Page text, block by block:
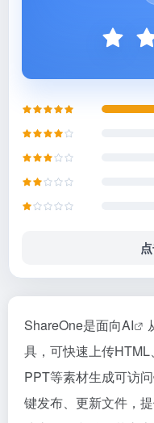
ShareOne是面向AI
具，可快速上传HTML
PPT等素材生成可访
键发布、更新文件，